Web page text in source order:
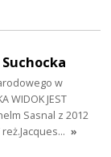
w
WIDOK JEST
Sasnal z 2012
reż.Jacques… »